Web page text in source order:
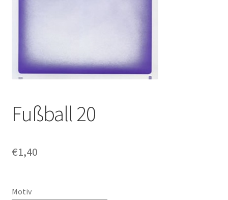
Fußball 20
€1,40
Motiv